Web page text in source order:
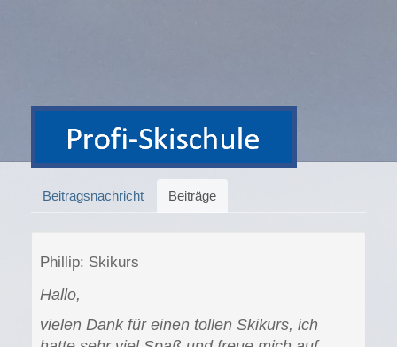
Beitragsnachricht Beiträge
Phillip: Skikurs
Hallo,
vielen Dank für einen tollen Skikurs, ich